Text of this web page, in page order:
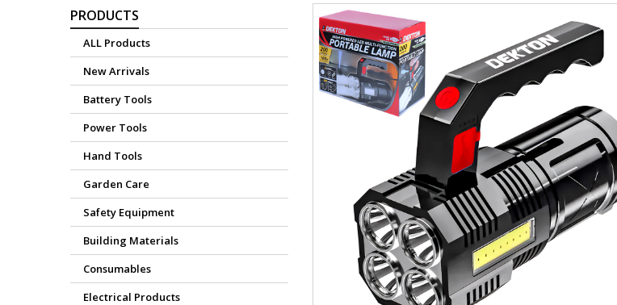
PRODUCTS
ALL Products
New Arrivals
Battery Tools
Power Tools
Hand Tools
Garden Care
Safety Equipment
Building Materials
Consumables
Electrical Products